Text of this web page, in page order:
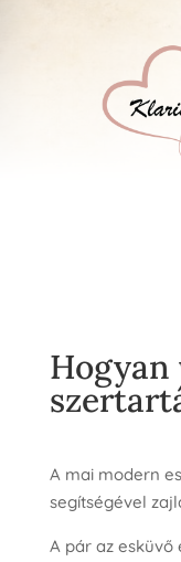
Hogyan
A mai modern
segítségével
A pár az